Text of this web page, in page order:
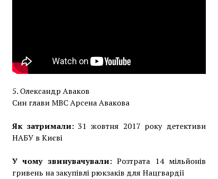
5. Олександр Аваков
Син глави МВС Арсена Авакова
Як затримали:31 жовтня 2017 року детективи
НАБУ в Києві
У чому звинувачували:Розтрата 14 мільйонів
гривень на закупівлі рюкзаків для Нацгвардії